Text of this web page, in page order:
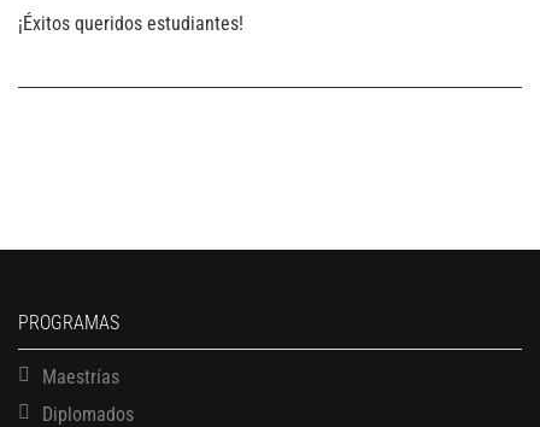
¡Éxitos queridos estudiantes!
PROGRAMAS
Maestrías
Diplomados